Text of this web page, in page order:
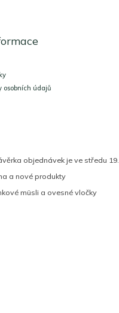
osobních údajů
objednávek je ve středu
a nové produkty
müsli a ovesné vločky